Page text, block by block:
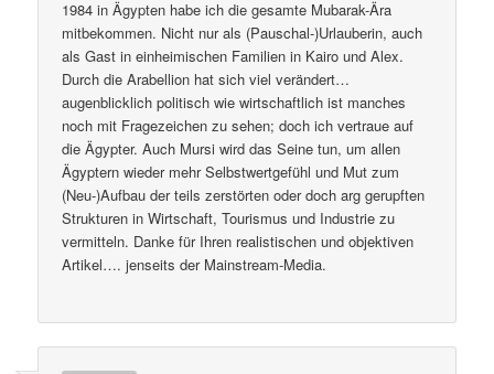
1984 in Ägypten habe ich die gesamte Mubarak-Ära
mitbekommen. Nicht nur als (Pauschal-)Urlauberin, auch
als Gast in einheimischen Familien in Kairo und Alex.
Durch die Arabellion hat sich viel verändert…
augenblicklich politisch wie wirtschaftlich ist manches
noch mit Fragezeichen zu sehen; doch ich vertraue auf
die Ägypter. Auch Mursi wird das Seine tun, um allen
Ägyptern wieder mehr Selbstwertgefühl und Mut zum
(Neu-)Aufbau der teils zerstörten oder doch arg gerupften
Strukturen in Wirtschaft, Tourismus und Industrie zu
vermitteln. Danke für Ihren realistischen und objektiven
Artikel…. jenseits der Mainstream-Media.